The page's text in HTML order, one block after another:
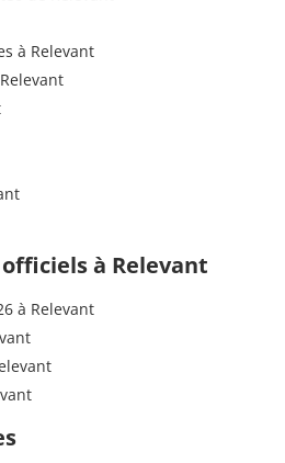
à Relevant
à Relevant
à Relevant